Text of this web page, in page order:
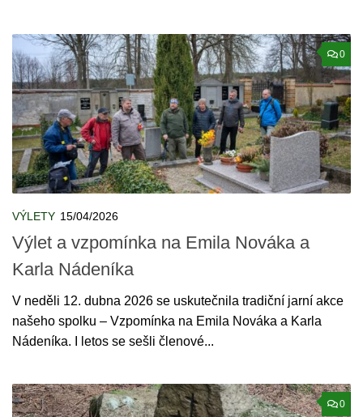
0
VÝLETY 15/04/2026
Výlet a vzpomínka na Emila Nováka a
Karla Nádeníka
V neděli 12. dubna 2026 se uskutečnila tradiční jarní akce
našeho spolku – Vzpomínka na Emila Nováka a Karla
Nádeníka. I letos se sešli členové...
0